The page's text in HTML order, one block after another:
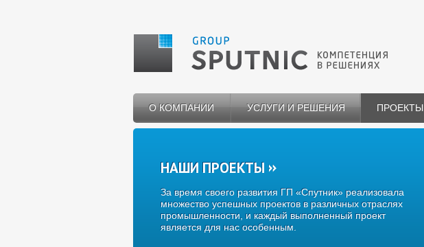
О КОМПАНИИ УСЛУГИ И РЕШЕНИЯ ПРОЕКТЫ
НАШИ ПРОЕКТЫ
За время своего развития ГП «Спутник» реализовала
множество успешных проектов в различных отраслях
промышленности, и каждый выполненный проект
является для нас особенным.